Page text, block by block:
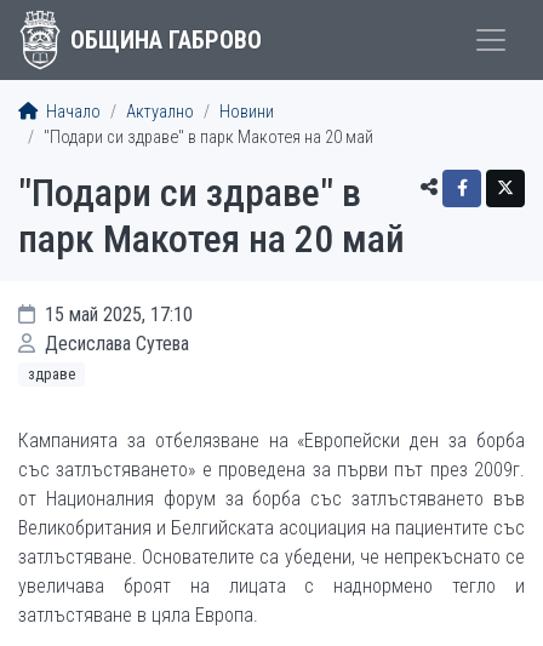
ОБЩИНА ГАБРОВО
Начало Актуално
Новини
"Подари си здраве" в парк Макотея на 20 май
"Подари си здраве" в
парк Макотея на 20 май
15 май 2025, 17:10
Десислава Сутева
здраве
Кампанията за отбелязване на «Европейски ден за борба
със затлъстяването» е проведена за първи път през 2009г.
от Националния форум за борба със затлъстяването във
Великобритания и Белгийската асоциация на пациентите със
затлъстяване. Основателите са убедени, че непрекъснато се
увеличава броят на лицата с наднормено тегло и
затлъстяване в цяла Европа.